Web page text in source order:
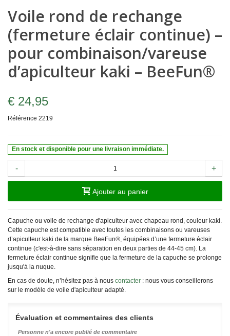
Voile rond de rechange
(fermeture éclair continue) –
pour combinaison/vareuse
d’apiculteur kaki – BeeFun®
€ 24,95
Référence 2219
En stock et disponible pour une livraison immédiate.
- +
Ajouter au panier
Capuche ou voile de rechange d'apiculteur avec chapeau rond, couleur kaki.
Cette capuche est compatible avec toutes les combinaisons ou vareuses
d’apiculteur kaki de la marque BeeFun®, équipées d’une fermeture éclair
continue (c'est-à-dire sans séparation en deux parties de 44-45 cm). La
fermeture éclair continue signifie que la fermeture de la capuche se prolonge
jusqu'à la nuque.
En cas de doute, n’hésitez pas à nous contacter : nous vous conseillerons
sur le modèle de voile d'apiculteur adapté.
Évaluation et commentaires des clients
Personne n'a encore publié de commentaire